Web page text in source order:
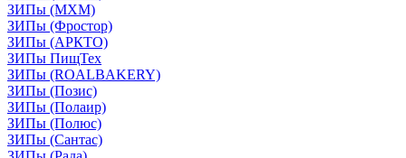
ЗИПы (МХМ)
ЗИПы (Фростор)
ЗИПы (АРКТО)
ЗИПы ПищТех
ЗИПы (ROALBAKERY)
ЗИПы (Позис)
ЗИПы (Полаир)
ЗИПы (Полюс)
ЗИПы (Сантас)